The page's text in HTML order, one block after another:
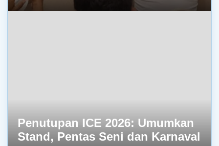
Penutupan ICE 2026: Umumkan
Stand, Pentas Seni dan Karnaval